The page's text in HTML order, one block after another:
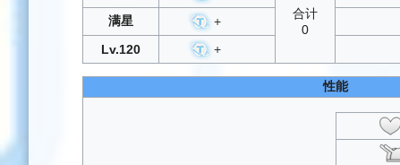
合计
0
满星 +
Lv.120
+
性能